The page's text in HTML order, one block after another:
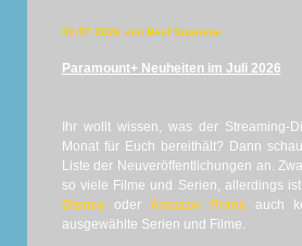
02.07.2026 von Beef Supreme
Paramount+ Neuheiten im Juli 2026
Ihr wollt wissen, was der Streaming-
Monat für Euch bereithält? Dann
Liste der Neuveröffentlichungen an.
so viele Filme und Serien, allerdings
Disneyoder Amazon Primeauch
ausgewählte Serien und Filme.